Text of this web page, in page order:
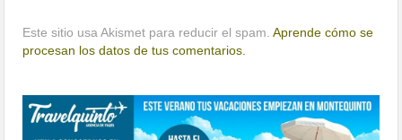
Este sitio usa Akismet para reducir el spam.Aprende cómo se
procesan los datos de tus comentarios.